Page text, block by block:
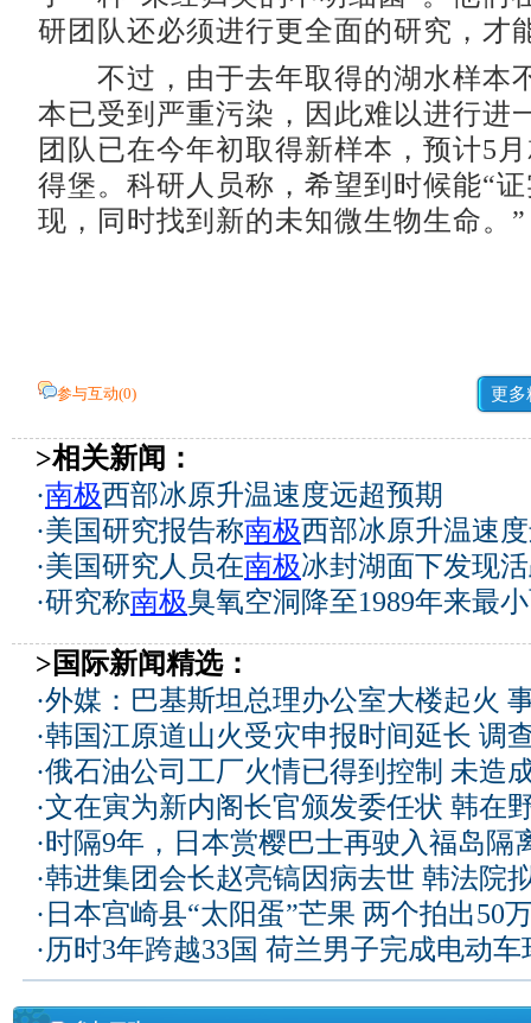
研团队还必须进行更全面的研究，才
不过，由于去年取得的湖水样本
本已受到严重污染，因此难以进行进
团队已在今年初取得新样本，预计5
得堡。科研人员称，希望到时候能“
现，同时找到新的未知微生物生命。”
参与互动(0) 更多
>相关新闻：
·南极西部冰原升温速度远超预期
·美国研究报告称南极西部冰原升温速
·美国研究人员在南极冰封湖面下发现
·研究称南极臭氧空洞降至1989年来最
>国际新闻精选：
·外媒：巴基斯坦总理办公室大楼起火
·韩国江原道山火受灾申报时间延长 调
·俄石油公司工厂火情已得到控制 未造
·文在寅为新内阁长官颁发委任状 韩在
·时隔9年，日本赏樱巴士再驶入福岛隔
·韩进集团会长赵亮镐因病去世 韩法院
· 日本宫崎县“太阳蛋”芒果 两个拍出50
·历时3年跨越33国 荷兰男子完成电动车